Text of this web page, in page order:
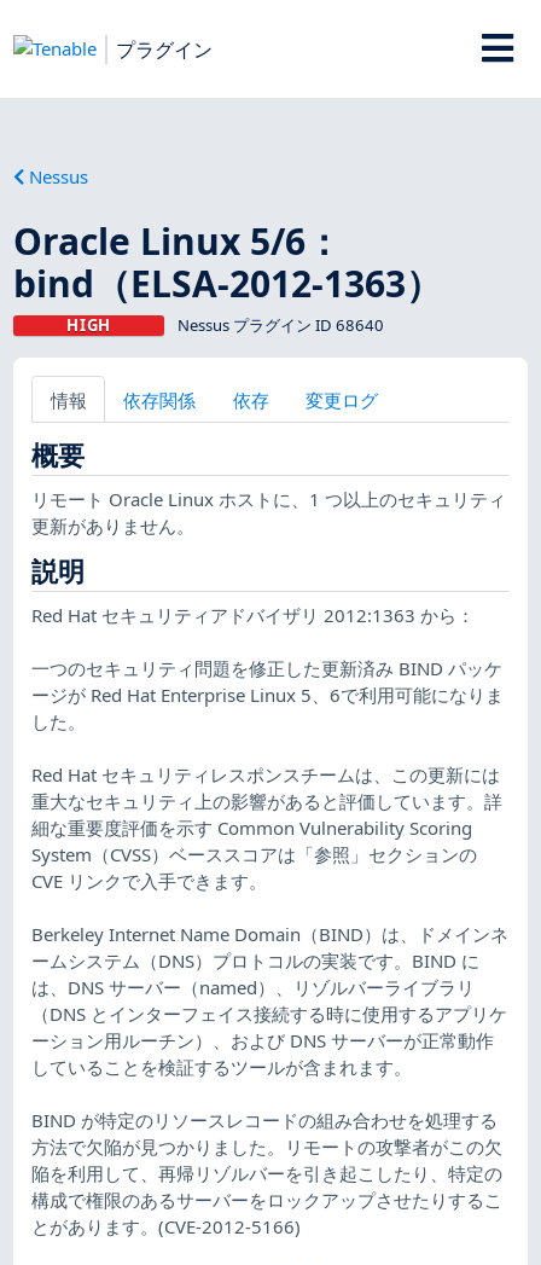
プラグイン
Nessus
Oracle Linux 5/6：
bind（ELSA-2012-1363）
HIGH Nessus プラグイン ID 68640
情報 依存関係 依存 変更ログ
概要
リモート Oracle Linux ホストに、1 つ以上のセキュリティ
更新がありません。
説明
Red Hat セキュリティアドバイザリ 2012:1363 から：
一つのセキュリティ問題を修正した更新済み BIND パッケ
ージが Red Hat Enterprise Linux 5、6で利用可能になりま
した。
Red Hat セキュリティレスポンスチームは、この更新には
重大なセキュリティ上の影響があると評価しています。詳
細な重要度評価を示す Common Vulnerability Scoring
System（CVSS）ベーススコアは「参照」セクションの
CVE リンクで入手できます。
Berkeley Internet Name Domain（BIND）は、ドメインネ
ームシステム（DNS）プロトコルの実装です。BIND に
は、DNS サーバー（named）、リゾルバーライブラリ
（DNS とインターフェイス接続する時に使用するアプリケ
ーション用ルーチン）、および DNS サーバーが正常動作
していることを検証するツールが含まれます。
BIND が特定のリソースレコードの組み合わせを処理する
方法で欠陥が見つかりました。リモートの攻撃者がこの欠
陥を利用して、再帰リゾルバーを引き起こしたり、特定の
構成で権限のあるサーバーをロックアップさせたりするこ
とがあります。(CVE-2012-5166)